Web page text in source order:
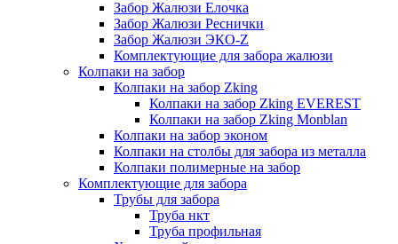
Забор Жалюзи Елочка
Забор Жалюзи Реснички
Забор Жалюзи ЭКО-Z
Комплектующие для забора жалюзи
Колпаки на забор
Колпаки на забор Zking
Колпаки на забор Zking EVEREST
Колпаки на забор Zking Monblan
Колпаки на забор эконом
Колпаки на столбы для забора из металла
Колпаки полимерные на забор
Комплектующие для забора
Трубы для забора
Труба нкт
Труба профильная